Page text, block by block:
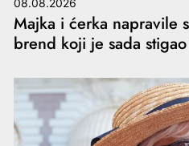
Majka i ćerka napravile
brend koji je sada